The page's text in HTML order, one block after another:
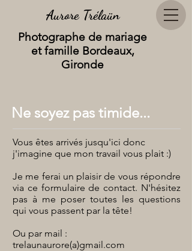
Photographe de mariage
et famille Bordeaux,
Gironde
Aurore Trélaün
Ne soyez pas timide...
Vous êtes arrivés jusqu'ici donc
j'imagine que mon travail vous plait :)
Je me ferai un plaisir de vous répondre
via ce formulaire de contact. N'hésitez
pas à me poser toutes les questions
qui vous passent par la tête!
Ou par mail :
trelaunaurore(a)gmail.com